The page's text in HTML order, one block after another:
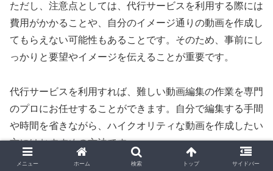
ただし、注意点としては、代行サービスを利用する際には
費用がかかることや、自分のイメージ通りの動画を作成し
てもらえない可能性もあることです。そのため、事前にし
っかりと要望やイメージを伝えることが重要です。
代行サービスを利用すれば、難しい動画編集の作業を専門
のプロにお任せすることができます。自分で編集する手間
や時間を省きながら、ハイクオリティな動画を作成したい
方にはおすすめの方法です。
メニュー ホーム 検索 トップ サイドバー